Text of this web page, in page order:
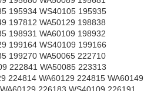
195934 WS40105 195935
197812 WA50129 198838
198931 WA60109 198932
199164 WS40109 199166
199270 WA50065 222710
222841 WA50085 223313
224814 WA60129 224815 WA60149
226183 WS40109 226191